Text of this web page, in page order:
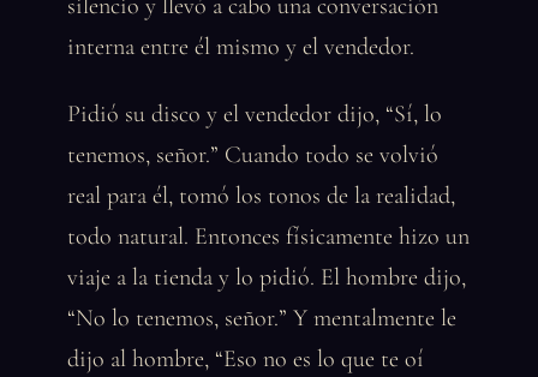
silencio y llevó a cabo una conversación
interna entre él mismo y el vendedor.
Pidió su disco y el vendedor dijo, “Sí, lo
tenemos, señor.” Cuando todo se volvió
real para él, tomó los tonos de la realidad,
todo natural. Entonces físicamente hizo un
viaje a la tienda y lo pidió. El hombre dijo,
“No lo tenemos, señor.” Y mentalmente le
dijo al hombre, “Eso no es lo que te oí